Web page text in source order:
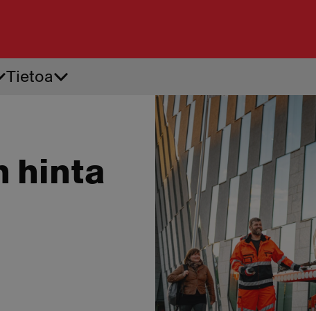
Auton käynnistysapu
Auton oven avaus
Tietoa
hinta